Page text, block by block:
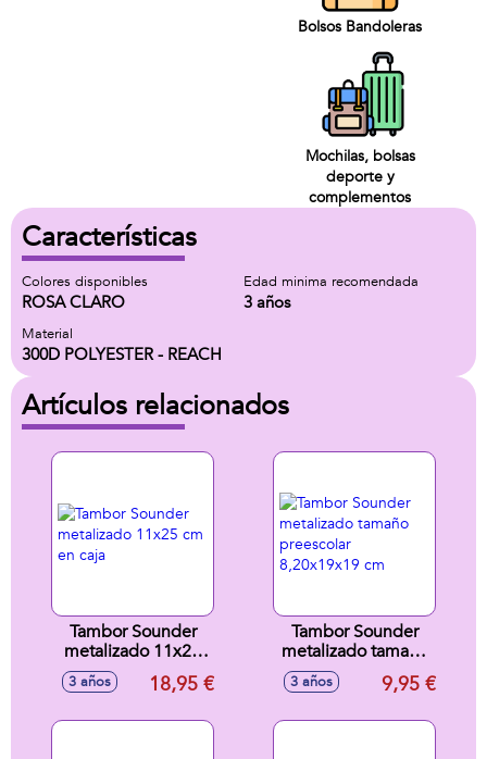
Bolsos Bandoleras
Mochilas, bolsas
deporte y
complementos
Características
Colores disponibles
ROSA CLARO
Edad minima recomendada
3 años
Material
300D POLYESTER - REACH
Artículos relacionados
Tambor Sounder
metalizado 11x25
cm en caja
3 años 18,95 €
Tambor Sounder
metalizado tamaño
preescolar
8,20x19x19 cm
3 años 9,95 €